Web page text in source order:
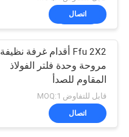
اتصال
Ffu 2X2 أقدام غرفة نظيفة
مروحة وحدة فلتر الفولاذ
المقاوم للصدأ
قابل للتفاوض MOQ:1
اتصال